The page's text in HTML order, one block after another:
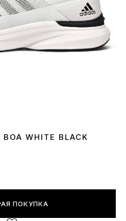
WHITE BLACK
ПОКУПКА